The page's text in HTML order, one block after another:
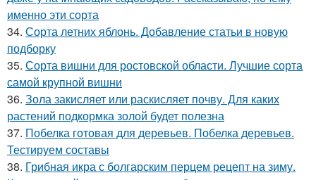
именно эти сорта
34. Сорта летних яблонь. Добавление статьи в новую
подборку
35. Сорта вишни для ростовской области. Лучшие сорта
самой крупной вишни
36. Зола закисляет или раскисляет почву. Для каких
растений подкормка золой будет полезна
37. Побелка готовая для деревьев. Побелка деревьев.
Тестируем составы
38. Грибная икра с болгарским перцем рецепт на зиму.